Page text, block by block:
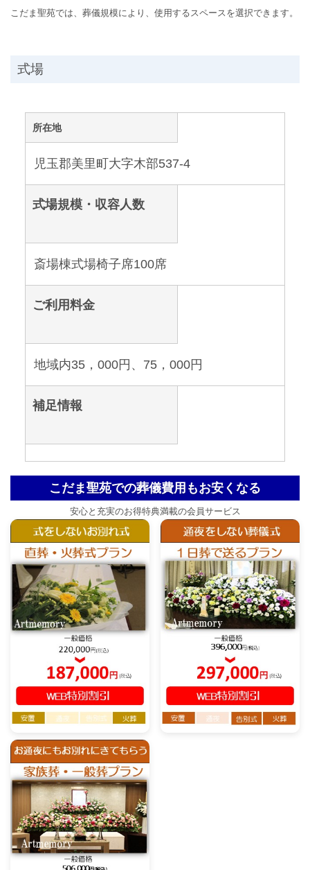
こだま聖苑では、葬儀規模により、使用するスペースを選択できます。
式場
所在地
児玉郡美里町大字木部537-4
式場規模・収容人数
斎場棟式場椅子席100席
ご利用料金
地域内35，000円、75，000円
補足情報
こだま聖苑での葬儀費用もお安くなる
安心と充実のお得特典満載の会員サービス